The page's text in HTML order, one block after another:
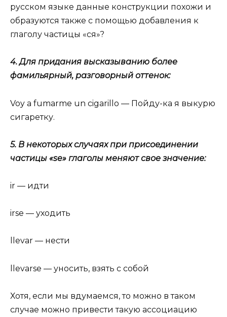
русском языке данные конструкции похожи и
образуются также с помощью добавления к
глаголу частицы «ся»?
4. Для придания высказыванию более
фамильярный, разговорный оттенок:
Voy a fumarme un cigarillo — Пойду-ка я выкурю
сигаретку.
5. В некоторых случаях при присоединении
частицы «se» глаголы меняют свое значение:
ir — идти
irse — уходить
llevar — нести
llevarse — уносить, взять с собой
Хотя, если мы вдумаемся, то можно в таком
случае можно привести такую ассоциацию